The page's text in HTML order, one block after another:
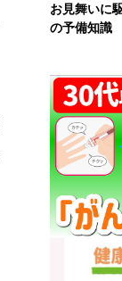
お見舞いに
の予備知識